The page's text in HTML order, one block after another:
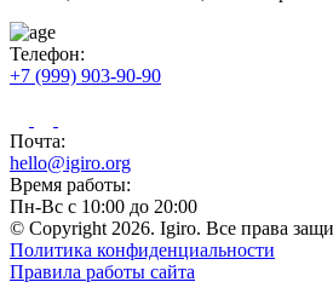
Телефон:
+7 (999) 903-90-90
Почта:
hello@igiro.org
Время работы:
Пн-Вс с 10:00 до 20:00
© Copyright 2026. Igiro. Все права
Политика конфиденциальности
Правила работы сайта